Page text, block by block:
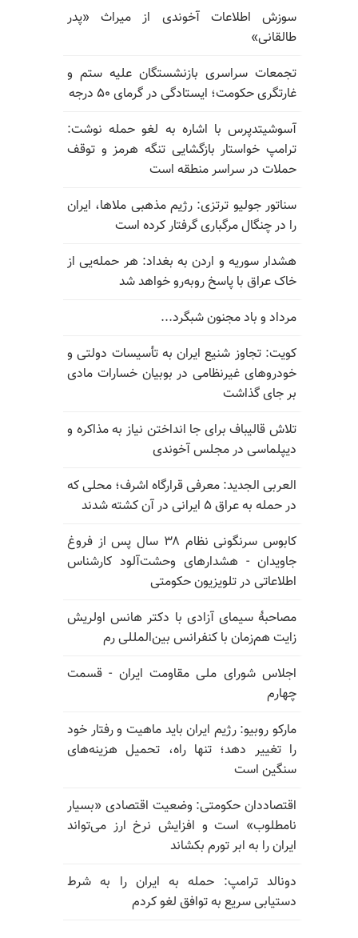
سوزش اطلاعات آخوندی از میراث «پدر
طالقانی»
تجمعات سراسری بازنشستگان علیه ستم و
غارتگری حکومت؛ ایستادگی در گرمای ۵۰ درجه
آسوشیتدپرس با اشاره به لغو حمله نوشت:
ترامپ خواستار بازگشایی تنگه هرمز و توقف
حملات در سراسر منطقه است
سناتور جولیو ترتزی: رژیم مذهبی ملاها، ایران
را در چنگال مرگباری گرفتار کرده است
هشدار سوریه و اردن به بغداد: هر حمله‌یی از
خاک عراق با پاسخ روبه‌رو خواهد شد
مرداد و باد مجنون شبگرد...
کویت: تجاوز شنیع ایران به تأسیسات دولتی و
خودروهای غیرنظامی در بوبیان خسارات مادی
بر جای گذاشت
تلاش قالیباف برای جا انداختن نیاز به مذاکره و
دیپلماسی در مجلس آخوندی
العربی الجدید: معرفی قرارگاه اشرف؛ محلی که
در حمله به عراق ۵ ایرانی در آن کشته شدند
کابوس سرنگونی نظام ۳۸ سال پس از فروغ
جاویدان - هشدارهای وحشت‌آلود کارشناس
اطلاعاتی در تلویزیون حکومتی
مصاحبهٔ سیمای آزادی با دکتر هانس اولریش
زایت هم‌زمان با کنفرانس بین‌المللی رم
اجلاس شورای ملی مقاومت ایران - قسمت
چهارم
مارکو روبیو: رژیم ایران باید ماهیت و رفتار خود
را تغییر دهد؛ تنها راه، تحمیل هزینه‌های
سنگین است
اقتصاددان حکومتی: وضعیت اقتصادی «بسیار
نامطلوب» است و افزایش نرخ ارز می‌تواند
ایران را به ابر تورم بکشاند
دونالد ترامپ: حمله به ایران را به شرط
دستیابی سریع به توافق لغو کردم